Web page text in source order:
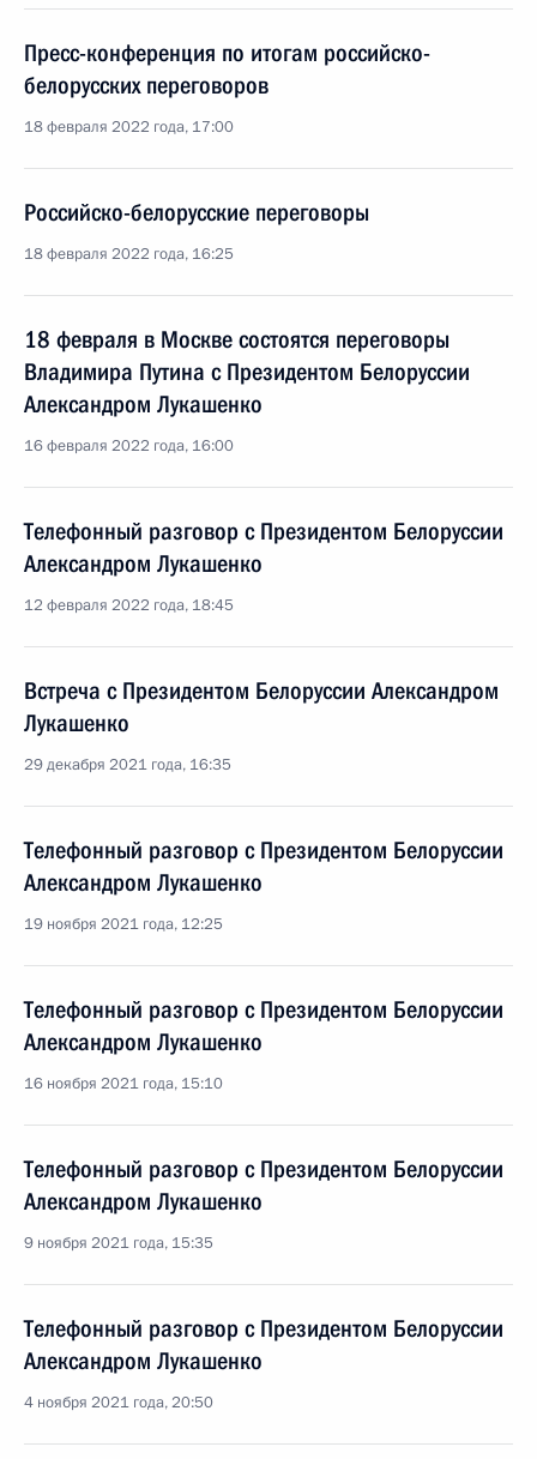
Пресс-конференция по итогам российско-
белорусских переговоров
18 февраля 2022 года, 17:00
Российско-белорусские переговоры
18 февраля 2022 года, 16:25
18 февраля в Москве состоятся переговоры
Владимира Путина с Президентом Белоруссии
Александром Лукашенко
16 февраля 2022 года, 16:00
Телефонный разговор с Президентом Белоруссии
Александром Лукашенко
12 февраля 2022 года, 18:45
Встреча с Президентом Белоруссии Александром
Лукашенко
29 декабря 2021 года, 16:35
Телефонный разговор с Президентом Белоруссии
Александром Лукашенко
19 ноября 2021 года, 12:25
Телефонный разговор с Президентом Белоруссии
Александром Лукашенко
16 ноября 2021 года, 15:10
Телефонный разговор с Президентом Белоруссии
Александром Лукашенко
9 ноября 2021 года, 15:35
Телефонный разговор с Президентом Белоруссии
Александром Лукашенко
4 ноября 2021 года, 20:50